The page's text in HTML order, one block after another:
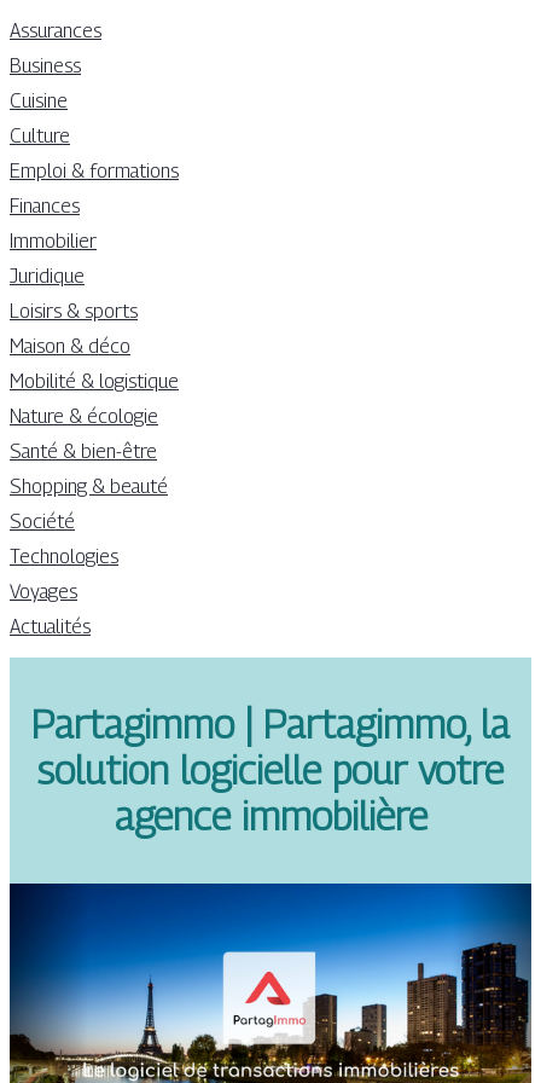
Assurances
Business
Cuisine
Culture
Emploi & formations
Finances
Immobilier
Juridique
Loisirs & sports
Maison & déco
Mobilité & logistique
Nature & écologie
Santé & bien-être
Shopping & beauté
Société
Technologies
Voyages
Actualités
Partagimmo | Partagimmo, la
solution logicielle pour votre
agence immobilière